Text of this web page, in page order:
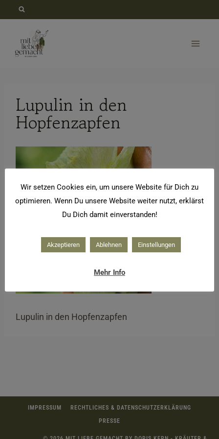
springen
Lupulin in den
Hopfenzapfen
Lupulin in den Hopfenzapfen
IMPRESSUM
RECHTLICHES & DATENSCHUTZERKLÄRUNG
PRESSE
Wir setzen Cookies ein, um unsere Website für Dich zu
optimieren. Wenn Du unsere Website weiter nutzt, erklärst
Du Dich damit einverstanden!
Akzeptieren Ablehnen Einstellungen
Mehr Info